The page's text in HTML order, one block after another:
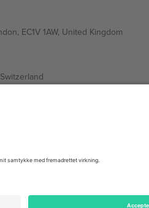
EC1V 1AW, United Kingdom